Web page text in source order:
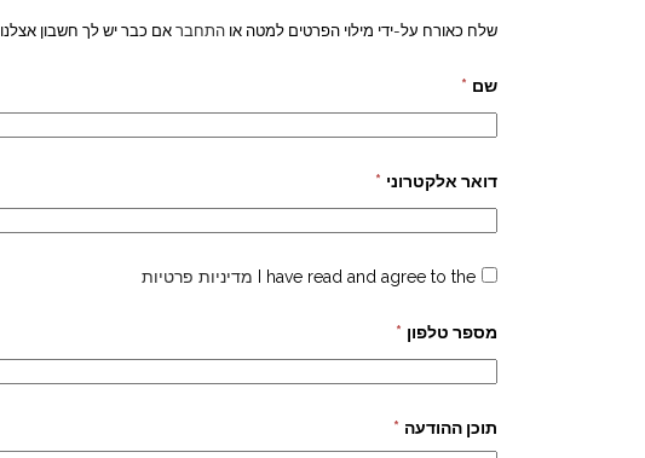
שלח כאורח על-ידי מילוי הפרטים למטה או התחבראם כבר יש לך חשבון אצלנו
שם *
דואר אלקטרוני *
I have read and agree to the מדיניות פרטיות
מספר טלפון *
תוכן ההודעה *